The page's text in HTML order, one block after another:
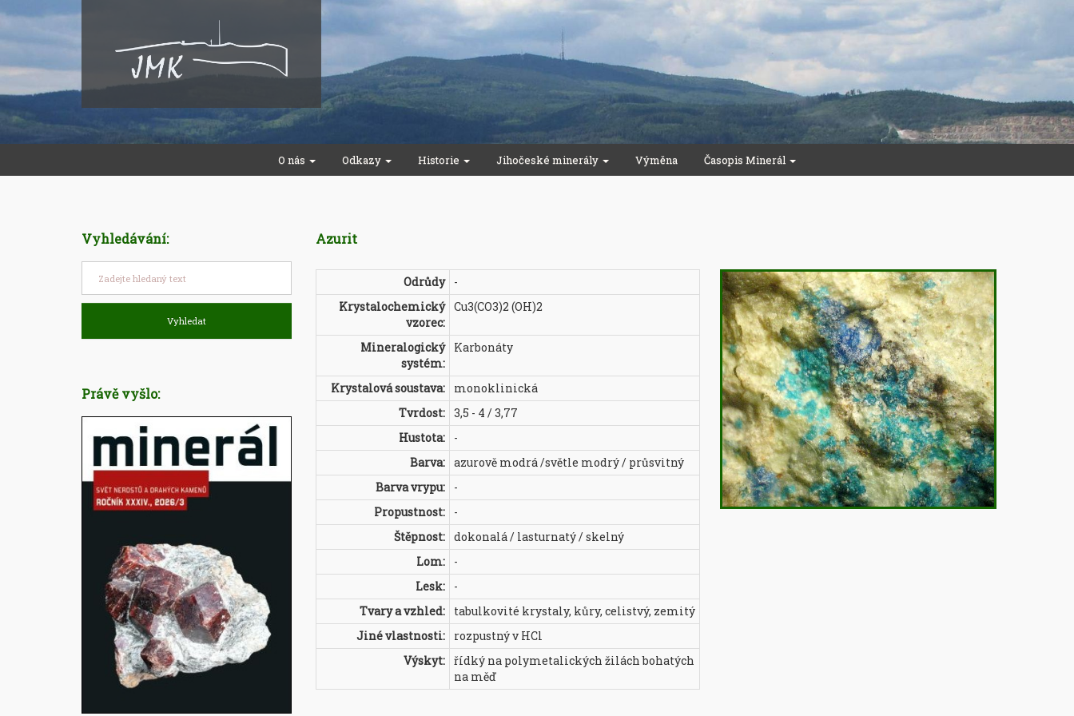
O nás Odkazy Historie Jihočeské minerály Výměna Časopis Minerál
Azurit
Odrůdy
-
Krystalochemický
vzorec:
Cu3(CO3)2 (OH)2
Mineralogický
systém:
Karbonáty
Krystalová soustava:
monoklinická
Tvrdost:
3,5 - 4 / 3,77
Hustota:
-
Barva:
azurově modrá /světle modrý / průsvitný
Barva vrypu:
-
Propustnost:
-
Štěpnost:
dokonalá / lasturnatý / skelný
Lom:
-
Lesk:
-
Tvary a vzhled:
tabulkovité krystaly, kůry, celistvý, zemitý
Jiné vlastnosti:
rozpustný v HCl
Výskyt:
řídký na polymetalických žilách bohatých
na měď
Vyhledávání:
Vyhledat
Právě vyšlo: